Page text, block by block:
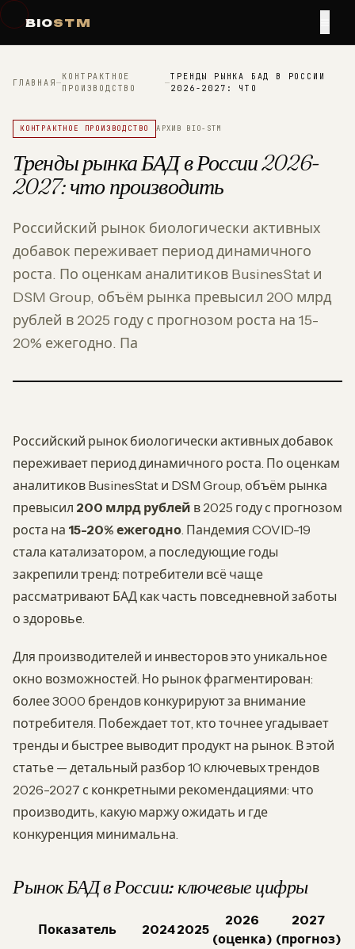
BIOSTM
ГЛАВНАЯ—
КОНТРАКТНОЕ
ПРОИЗВОДСТВО
—
ТРЕНДЫ РЫНКА БАД В РОССИИ
2026-2027: ЧТО
КОНТРАКТНОЕ ПРОИЗВОДСТВО АРХИВ BIO-STM
Тренды рынка БАД в России 2026-
2027: что производить
Российский рынок биологически активных
добавок переживает период динамичного
роста. По оценкам аналитиков BusinesStat и
DSM Group, объём рынка превысил 200 млрд
рублей в 2025 году с прогнозом роста на 15-
20% ежегодно. Па
Российский рынок биологически активных добавок
переживает период динамичного роста. По оценкам
аналитиков BusinesStat и DSM Group, объём рынка
превысил 200 млрд рублей в 2025 году с прогнозом
роста на 15-20% ежегодно. Пандемия COVID-19
стала катализатором, а последующие годы
закрепили тренд: потребители всё чаще
рассматривают БАД как часть повседневной заботы
о здоровье.
Для производителей и инвесторов это уникальное
окно возможностей. Но рынок фрагментирован:
более 3000 брендов конкурируют за внимание
потребителя. Побеждает тот, кто точнее угадывает
тренды и быстрее выводит продукт на рынок. В этой
статье — детальный разбор 10 ключевых трендов
2026-2027 с конкретными рекомендациями: что
производить, какую маржу ожидать и где
конкуренция минимальна.
Рынок БАД в России: ключевые цифры
Показатель 20242025
2026
(оценка)
2027
(прогноз)